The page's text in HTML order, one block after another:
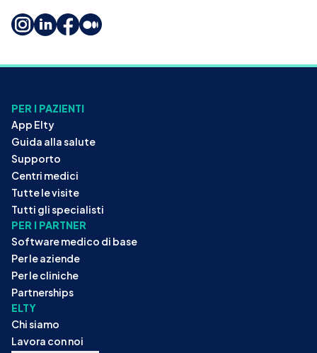
PER I PAZIENTI
App Elty
Guida alla salute
Supporto
Centri medici
Tutte le visite
Tutti gli specialisti
PER I PARTNER
Software medico di base
Per le aziende
Per le cliniche
Partnerships
ELTY
Chi siamo
Lavora con noi